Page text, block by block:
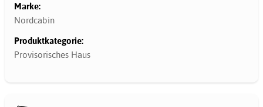
Marke:
Nordcabin
Produktkategorie:
Provisorisches Haus